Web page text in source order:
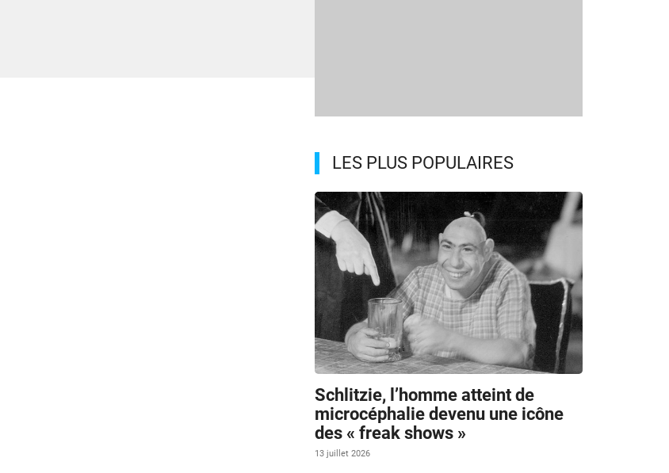
LES PLUS POPULAIRES
Schlitzie, l’homme atteint de
microcéphalie devenu une icône
des « freak shows »
13 juillet 2026